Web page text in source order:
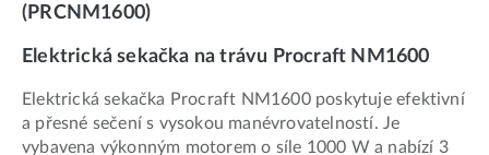
(PRCNM1600)
Elektrická sekačka na trávu Procraft NM1600
Elektrická sekačka Procraft NM1600 poskytuje efektivní
a přesné sečení s vysokou manévrovatelností. Je
vybavena výkonným motorem o síle 1000 W a nabízí 3